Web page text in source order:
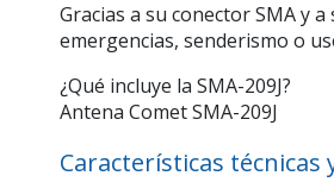
Gracias a su conector SMA y
emergencias, senderismo o
¿Qué incluye la SMA-209J?
Antena Comet SMA-209J
Características técnicas